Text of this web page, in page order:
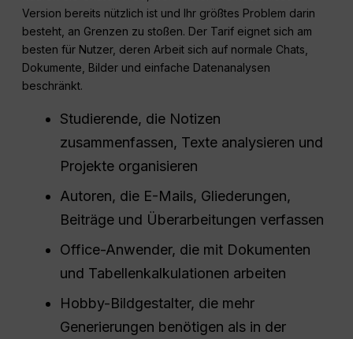
Version bereits nützlich ist und Ihr größtes Problem darin
besteht, an Grenzen zu stoßen. Der Tarif eignet sich am
besten für Nutzer, deren Arbeit sich auf normale Chats,
Dokumente, Bilder und einfache Datenanalysen
beschränkt.
Studierende, die Notizen
zusammenfassen, Texte analysieren und
Projekte organisieren
Autoren, die E-Mails, Gliederungen,
Beiträge und Überarbeitungen verfassen
Office-Anwender, die mit Dokumenten
und Tabellenkalkulationen arbeiten
Hobby-Bildgestalter, die mehr
Generierungen benötigen als in der